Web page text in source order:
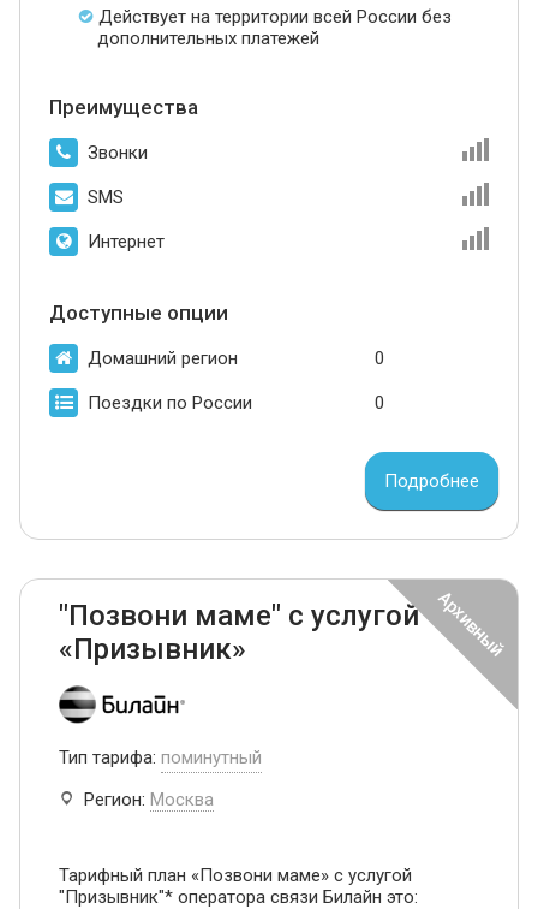
Действует на территории всей России без
дополнительных платежей
Преимущества
Звонки
SMS
Интернет
Доступные опции
Домашний регион 0
Поездки по России 0
Подробнее
"Позвони маме" с услугой
«Призывник»
Тип тарифа: поминутный
Регион: Москва
Тарифный план «Позвони маме» с услугой
"Призывник"* оператора связи Билайн это: